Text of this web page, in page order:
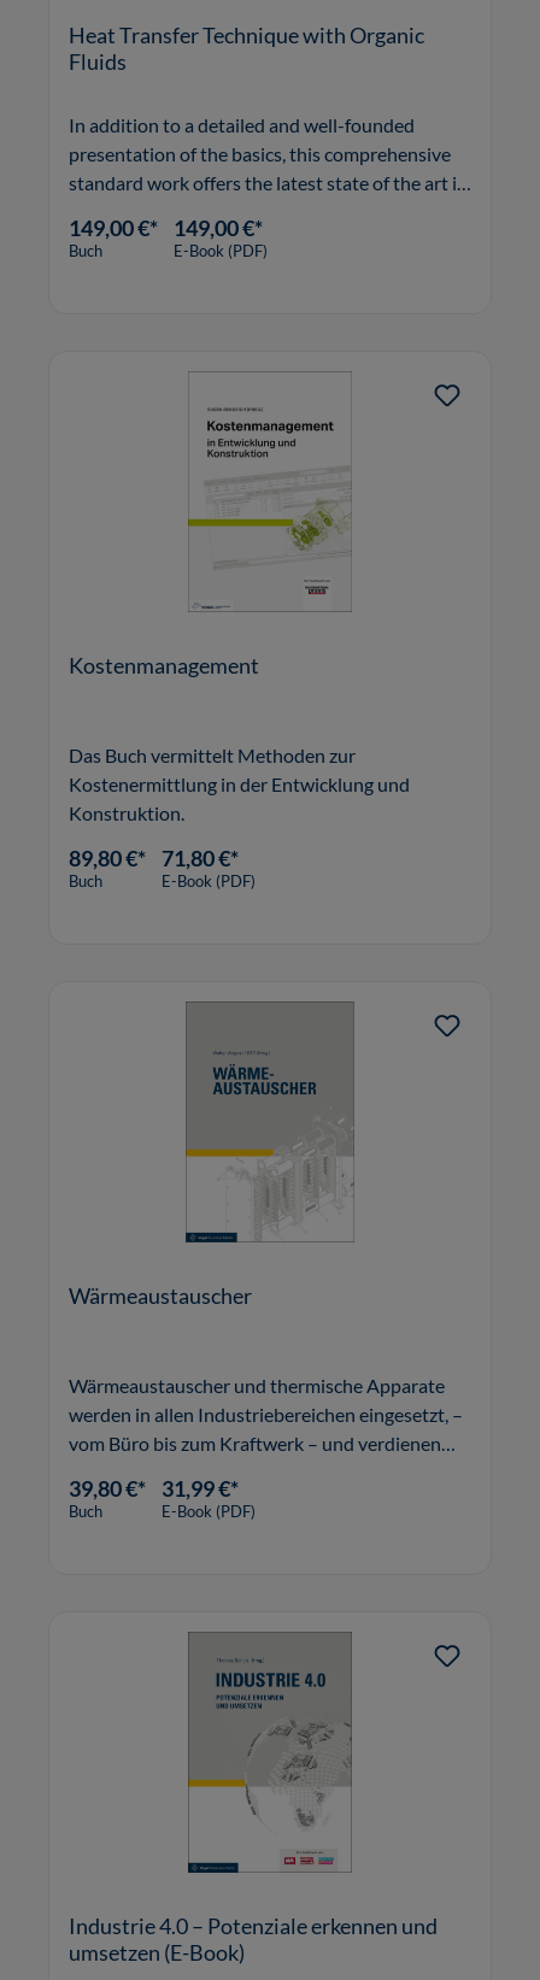
Heat Transfer Technique with Organic
Fluids
In addition to a detailed and well-founded
presentation of the basics, this comprehensive
standard work offers the latest state of the art in
149,00 €*
Buch
149,00 €*
E-Book (PDF)
Kostenmanagement
Das Buch vermittelt Methoden zur
Kostenermittlung in der Entwicklung und
Konstruktion.
89,80 €*
Buch
71,80 €*
E-Book (PDF)
Wärmeaustauscher
Wärmeaustauscher und thermische Apparate
werden in allen Industriebereichen eingesetzt, –
vom Büro bis zum Kraftwerk – und verdienen
der wirtschaftlichen Wärmeverwertung
39,80 €*
Buch
31,99 €*
E-Book (PDF)
Industrie 4.0 – Potenziale erkennen und
umsetzen (E-Book)